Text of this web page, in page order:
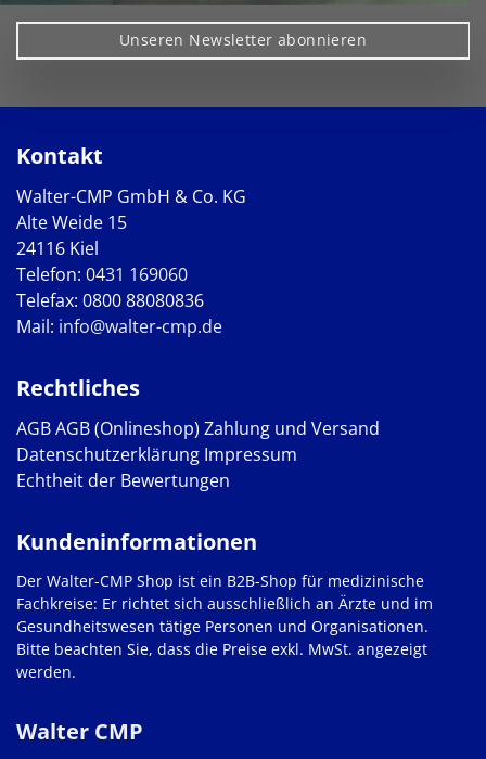
Unseren Newsletter abonnieren
Kontakt
Walter-CMP GmbH & Co. KG
Alte Weide 15
24116 Kiel
Telefon: 0431 169060
Telefax: 0800 88080836
Mail: info@walter-cmp.de
Rechtliches
AGBAGB (Onlineshop) Zahlung und Versand
Datenschutzerklärung Impressum
Echtheit der Bewertungen
Walter CMP
Kundeninformationen
Der Walter-CMP Shop ist ein B2B-Shop für medizinische
Fachkreise: Er richtet sich ausschließlich an Ärzte und im
Gesundheitswesen tätige Personen und Organisationen.
Bitte beachten Sie, dass die Preise exkl. MwSt. angezeigt
werden.